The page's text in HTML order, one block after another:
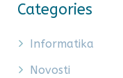
Categories
Informatika
Novosti